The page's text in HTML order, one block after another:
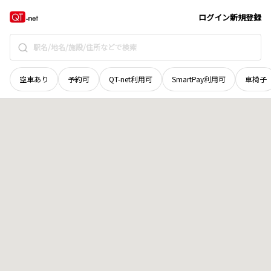
ログイン新規登録
空車あり 予約可 QT-net利用可 SmartPay利用可 車椅子
広島県